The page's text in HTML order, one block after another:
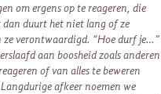
om ergens op te reageren, die
dan duurt het niet lang of ze
ze verontwaardigd. “Hoe durf je…”
aan boosheid zoals anderen
of van alles te beweren
afkeer noemen we